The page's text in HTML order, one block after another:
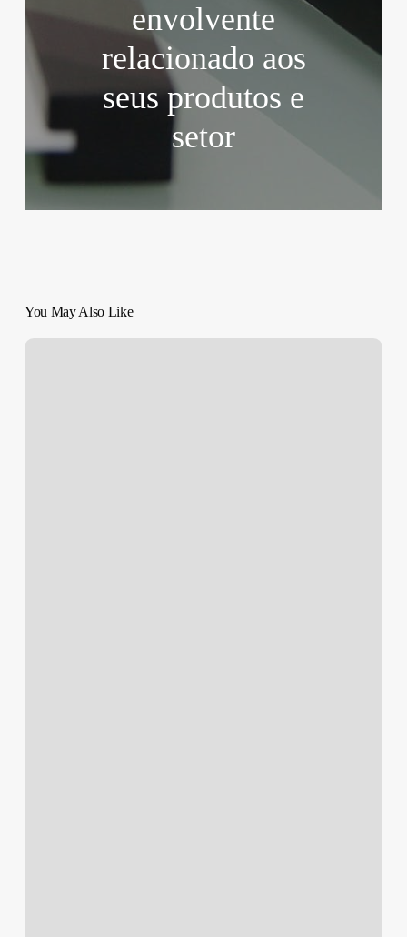
envolvente
relacionado aos
seus produtos e
setor
You May Also Like